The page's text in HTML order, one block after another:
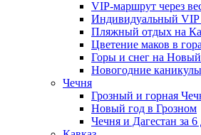
VIP-маршрут через
Индивидуальный VIP
Пляжный отдых на
Цветение маков в
Горы и снег на
Новогодние
Чечня
Грозный и горная
Новый год в Грозном
Чечня и Дагестан за 6